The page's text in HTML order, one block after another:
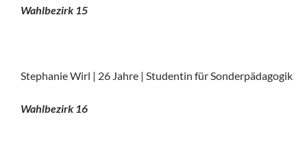
Wahlbezirk 15
Stephanie Wirl | 26 Jahre | Studentin für Sonderpädagogik
Wahlbezirk 16